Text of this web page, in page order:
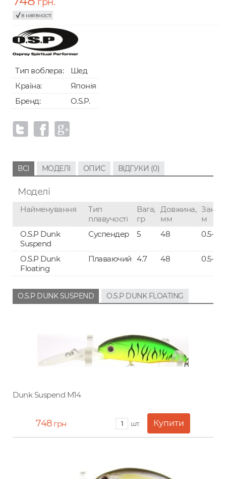
в наявності
Тип воблера:
Шед
Країна:
Японія
Бренд:
O.S.P.
ВСІ МОДЕЛІ ОПИС ВІДГУКИ (0)
Моделі
Найменування
Тип
плавучості
Вага,
гр
Довжина,
мм
м
O.S.P Dunk
Suspend
Суспендер 5 48 0.5-4
O.S.P Dunk
Floating
Плаваючий 4.7 48 0.5-3.5
O.S.P DUNK SUSPEND O.S.P DUNK FLOATING
Dunk Suspend M14
748грн шт.